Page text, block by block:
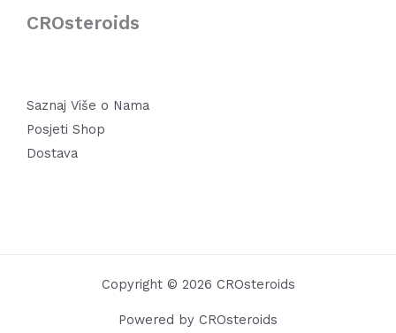
CROsteroids
Saznaj Više o Nama
Posjeti Shop
Dostava
Copyright © 2026 CROsteroids
Powered by CROsteroids